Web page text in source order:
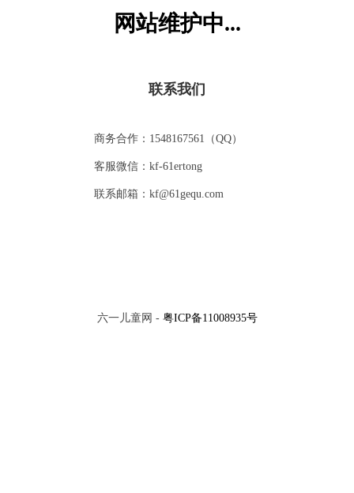
网站维护中...
联系我们
商务合作：1548167561（QQ）
客服微信：kf-61ertong
联系邮箱：kf@61gequ.com
六一儿童网 - 粤ICP备11008935号